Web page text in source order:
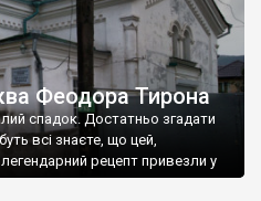
Феодора Тирона
спадок. Достатньо згадати
всі знаєте, що цей,
рецепт привезли у